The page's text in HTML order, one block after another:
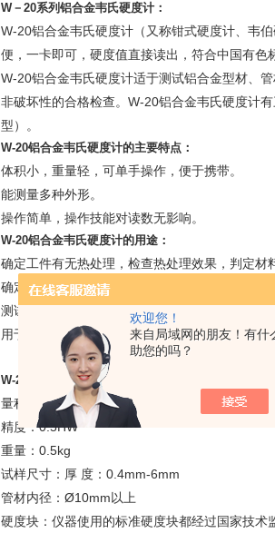
欢迎您！
来自局域网的朋友！有什
助您的吗？
W－20系列铝合金韦氏硬度计：
W-20铝合金韦氏硬度计（又称钳式硬度计、韦
便，一卡即可，硬度值直接读出，符合中国有色
W-20铝合金韦氏硬度计适于测试铝合金型材、
非破坏性的合格检查。W-20铝合金韦氏硬度计
型）。
W-20铝合金韦氏硬度计的主要特点：
体积小，重量轻，可单手操作，便于携带。
能测量多种外形。
操作简单，操作技能对读数无影响。
W-20铝合金韦氏硬度计的用途：
确定工件有无热处理，检查热处理效果，判定材
确定工件是否为不适当的合金加工而成，判定材
测试不便送到实验室的过长、过重工件或装配件。
用于生产检验、验收检验和质量监督检验。
W-20铝合金韦氏硬度计的技术参数：
量程：0-20HW
精度：0.5HW
重量：0.5kg
试样尺寸：厚 度：0.4mm-6mm
管材内径：Ø10mm以上
硬度块：仪器使用的标准硬度块都经过国家技术